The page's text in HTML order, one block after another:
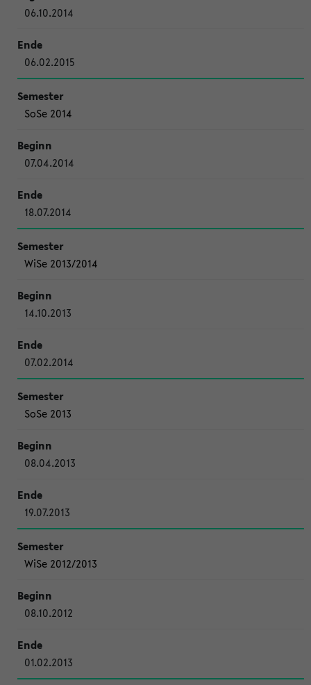
06.10.2014
06.02.2015
SoSe 2014
07.04.2014
18.07.2014
WiSe 2013/2014
14.10.2013
07.02.2014
SoSe 2013
08.04.2013
19.07.2013
WiSe 2012/2013
08.10.2012
01.02.2013